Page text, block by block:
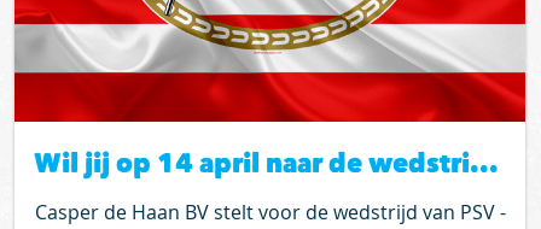
reageer dan snel zodat we Wil en Riet met je in
contact kunnen brengen. We zien je reactie graag
tegemoet!
Wil jij op 14 april naar de wedstrijd PSV - De Graafschap
Casper de Haan BV stelt voor de wedstrijd van PSV -